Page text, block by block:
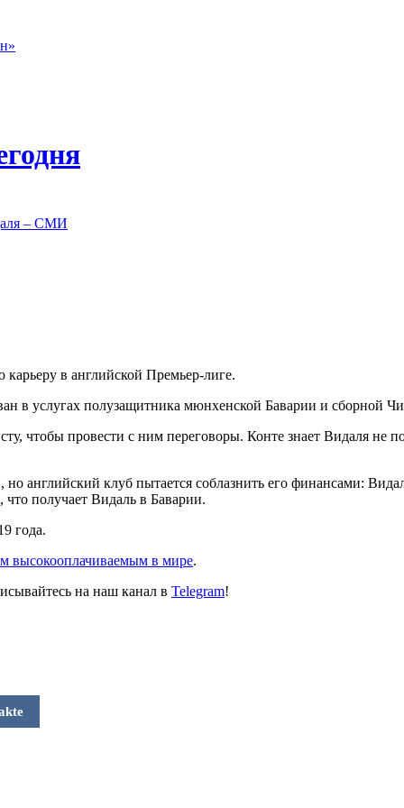
– СМИ
в английской Премьер-лиге.
в услугах полузащитника мюнхенской Баварии и сборной
чтобы провести с ним переговоры. Конте знает Видаля не
но английский клуб пытается соблазнить его финансами:
получает Видаль в Баварии.
года.
высокооплачиваемым в мире.
на наш канал в Telegram!